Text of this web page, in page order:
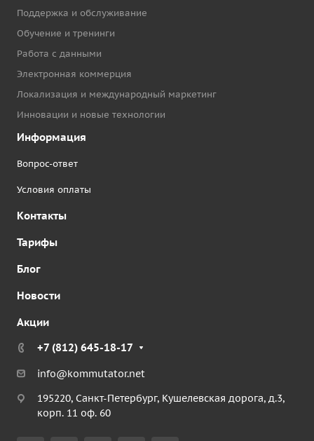
Поддержка и обслуживание
Обучение и тренинги
Работа с данными
Электронная коммерция
Локализация и международный маркетинг
Инновации и новые технологии
Информация
Вопрос-ответ
Условия оплаты
Контакты
Тарифы
Блог
Новости
Акции
+7 (812) 645-18-17
info@kommutator.net
195220, Санкт-Петербург, Кушелевская дорога, д.3,
корп. 11 оф. 60